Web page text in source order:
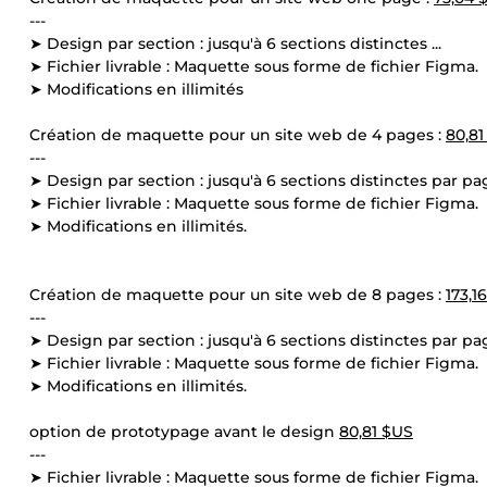
---
➤ Design par section : jusqu'à 6 sections distinctes ...
➤ Fichier livrable : Maquette sous forme de fichier Figma.
➤ Modifications en illimités
Création de maquette pour un site web de 4 pages :
---
➤ Design par section : jusqu'à 6 sections distinctes par
➤ Fichier livrable : Maquette sous forme de fichier Figma.
➤ Modifications en illimités.
Création de maquette pour un site web de 8 pages :
---
➤ Design par section : jusqu'à 6 sections distinctes par
➤ Fichier livrable : Maquette sous forme de fichier Figma.
➤ Modifications en illimités.
option de prototypage avant le design 80,81 $US
---
➤ Fichier livrable : Maquette sous forme de fichier Figma.